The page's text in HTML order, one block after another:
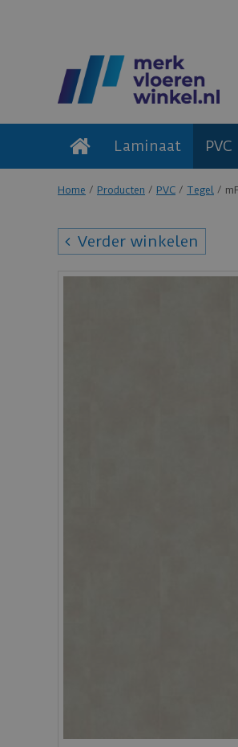
Home Producten PVC Tegel
Laminaat PVC
Verder winkelen